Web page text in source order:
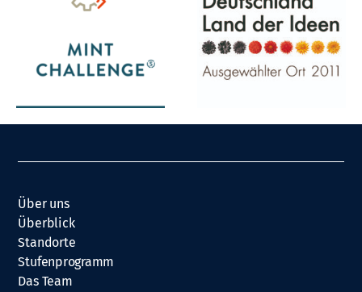
Über uns
Überblick
Standorte
Stufenprogramm
Das Team